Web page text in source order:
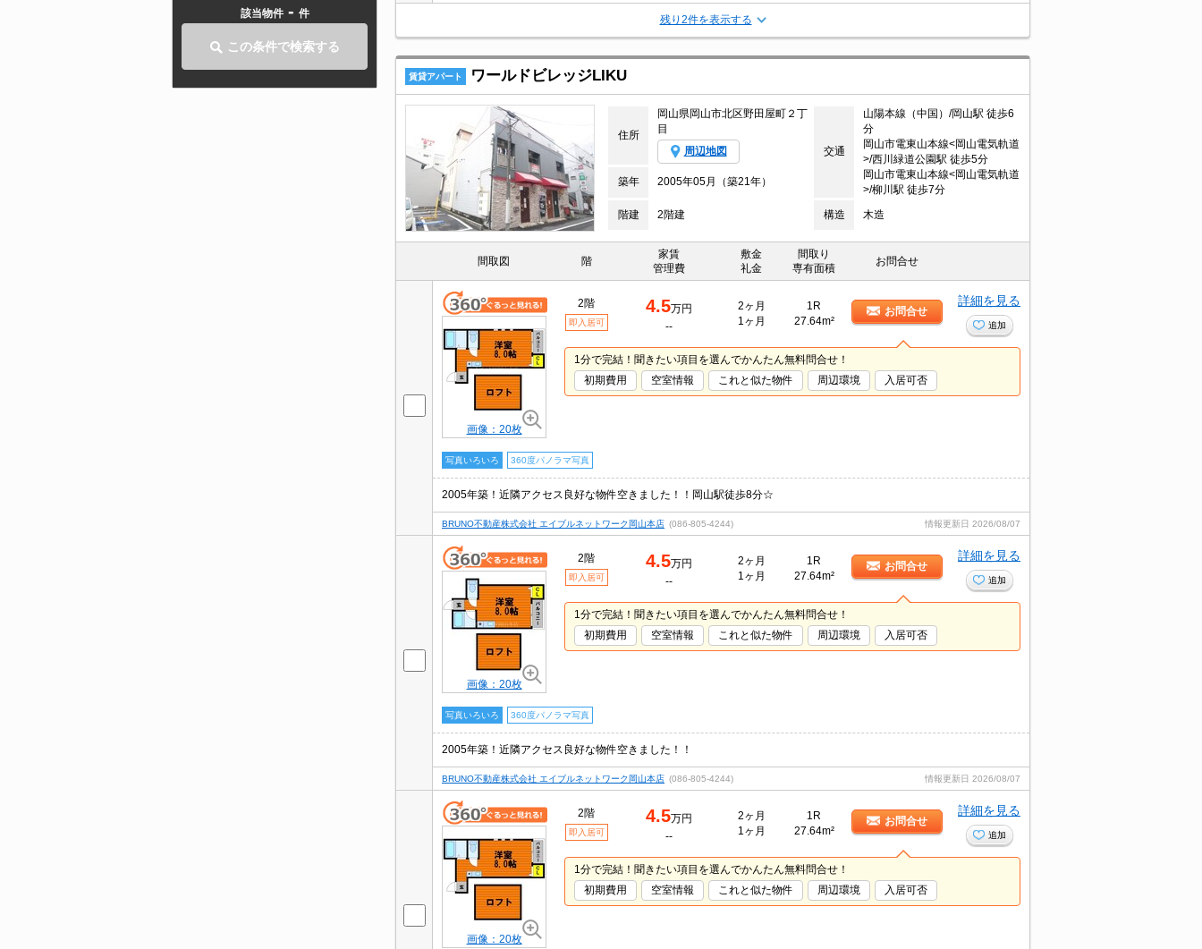
該当物件 - 件
この条件で検索する
残り2件を表示する
賃貸アパート ワールドビレッジLIKU
住所
岡山県岡山市北区野田屋町２丁
目
周辺地図 交通
山陽本線（中国）/岡山駅 徒歩6
分
岡山市電東山本線<岡山電気軌道
>/西川緑道公園駅 徒歩5分
岡山市電東山本線<岡山電気軌道
>/柳川駅 徒歩7分
築年 2005年05月（築21年）
階建 2階建 構造 木造
間取図 階
家賃
管理費
敷金
礼金
間取り
専有面積
お問合せ
画像：20枚
2階
即入居可
4.5万円
--
2ヶ月
1ヶ月
1R
27.64m²
お問合せ
詳細を見る
追加
1分で完結！聞きたい項目を選んでかんたん無料問合せ！
初期費用
空室情報 これと似た物件 周辺環境 入居可否
写真いろいろ 360度パノラマ写真
2005年築！近隣アクセス良好な物件空きました！！岡山駅徒歩8分☆
BRUNO不動産株式会社 エイブルネットワーク岡山本店 (086-805-4244) 情報更新日 2026/08/07
画像：20枚
2階
即入居可
4.5万円
--
2ヶ月
1ヶ月
1R
27.64m²
お問合せ
詳細を見る
追加
1分で完結！聞きたい項目を選んでかんたん無料問合せ！
初期費用
空室情報 これと似た物件 周辺環境 入居可否
写真いろいろ 360度パノラマ写真
2005年築！近隣アクセス良好な物件空きました！！
BRUNO不動産株式会社 エイブルネットワーク岡山本店 (086-805-4244) 情報更新日 2026/08/07
画像：20枚
2階
即入居可
4.5万円
--
2ヶ月
1ヶ月
1R
27.64m²
お問合せ
詳細を見る
追加
1分で完結！聞きたい項目を選んでかんたん無料問合せ！
初期費用
空室情報 これと似た物件 周辺環境 入居可否